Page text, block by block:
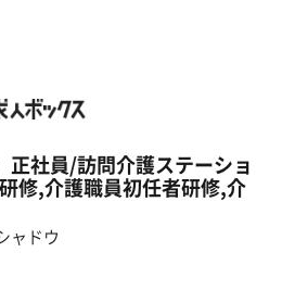
正社員/訪問介護ステーショ
修,介護職員初任者研修,介
ャドウ